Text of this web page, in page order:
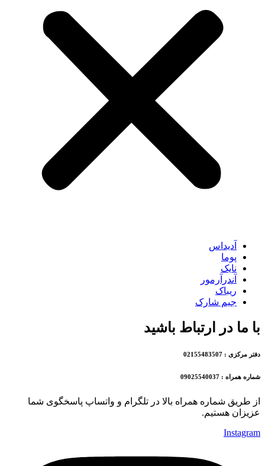
آدیداس
پوما
نایک
آندرآرمور
ریباک
جیم شارک
با ما در ارتباط باشید
دفتر مرکزی : 02155483507
شماره همراه : 09025540037
از طریق شماره همراه بالا در تلگرام و واتساپ پاسخگوی شما
عزیزان هستیم.
Instagram